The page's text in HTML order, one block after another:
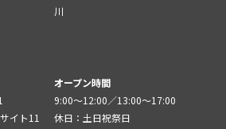
川
イト11
オープン時間
9:00～12:00／13:00～17:00
休日：土日祝祭日